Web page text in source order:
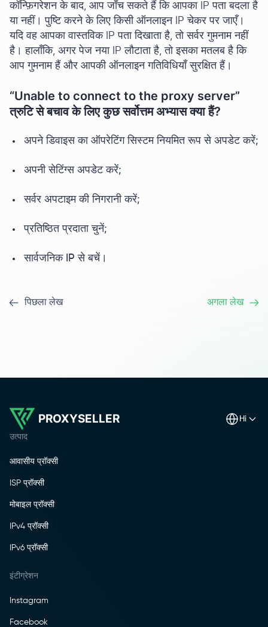
कॉन्फ़िगरेशन के बाद, आप जाँच सकते हैं कि आपका IP पता बदला है
या नहीं। पुष्टि करने के लिए किसी ऑनलाइन IP चेकर पर जाएँ।
यदि वह आपका वास्तविक IP पता दिखाता है, तो सर्वर गुमनाम नहीं
है। हालाँकि, अगर पेज नया IP लौटाता है, तो इसका मतलब है कि
आप गुमनाम हैं और आपकी ऑनलाइन गतिविधियाँ सुरक्षित हैं।
“Unable to connect to the proxy server”
त्रुटि से बचाव के लिए कुछ सर्वोत्तम अभ्यास क्या हैं?
अपने डिवाइस का ऑपरेटिंग सिस्टम नियमित रूप से अपडेट करें;
अपनी सेटिंग्स अपडेट करें;
सर्वर अपटाइम की निगरानी करें;
प्रतिष्ठित प्रदाता चुनें;
सार्वजनिक IP से बचें।
पिछला लेख अगला लेख
PROXYSELLER hi
उत्पाद
आवासीय प्रॉक्सी
ISP प्रॉक्सी
मोबाइल प्रॉक्सी
IPv4 प्रॉक्सी
IPv6 प्रॉक्सी
इंटीग्रेशन
Instagram
Facebook